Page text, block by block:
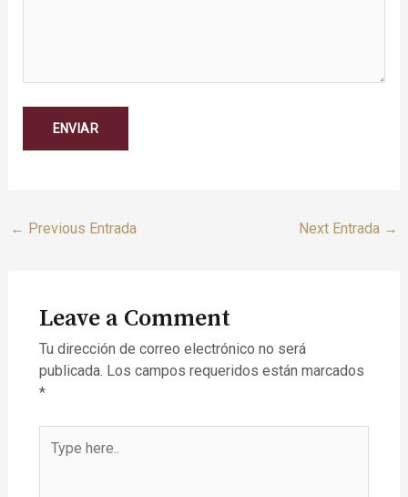
← Previous Entrada Next Entrada →
Leave a Comment
Tu dirección de correo electrónico no será
publicada. Los campos requeridos están marcados
*
here..